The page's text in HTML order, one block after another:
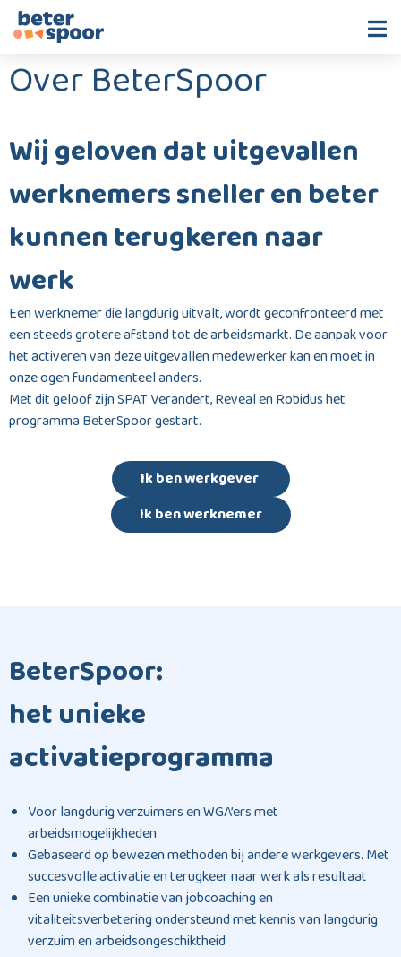
Homepage
Werknemers
Over BeterSpoor
Over BeterSpoor
Wij geloven dat uitgevallen
werknemers sneller en beter
kunnen terugkeren naar
werk
Een werknemer die langdurig uitvalt, wordt geconfronteerd met
een steeds grotere afstand tot de arbeidsmarkt. De aanpak voor
het activeren van deze uitgevallen medewerker kan en moet in
onze ogen fundamenteel anders.
Met dit geloof zijn SPAT Verandert, Reveal en Robidus het
programma BeterSpoor gestart.
Ik ben werkgever
Ik ben werknemer
BeterSpoor:
het unieke
activatieprogramma
Voor langdurig verzuimers en WGA’ers met
arbeidsmogelijkheden
Gebaseerd op bewezen methoden bij andere werkgevers. Met
succesvolle activatie en terugkeer naar werk als resultaat
Een unieke combinatie van jobcoaching en
vitaliteitsverbetering ondersteund met kennis van langdurig
verzuim en arbeidsongeschiktheid